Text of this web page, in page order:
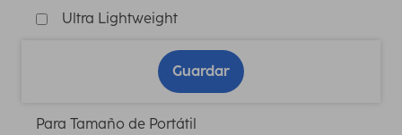
Ultra Lightweight
Guardar
Para Tamaño de Portátil